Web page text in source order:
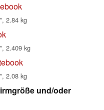
2.84 kg
2.409 kg
2.08 kg
und/oder